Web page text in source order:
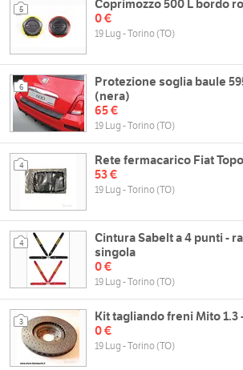
5
Coprimozzo 500 L bordo
0 €
19 Lug - Torino (TO)
6
Protezione soglia baule
(nera)
65 €
19 Lug - Torino (TO)
4
Rete fermacarico Fiat
53 €
19 Lug - Torino (TO)
4
Cintura Sabelt a 4 punti -
singola
0 €
19 Lug - Torino (TO)
3
Kit tagliando freni Mito 1.3
0 €
19 Lug - Torino (TO)